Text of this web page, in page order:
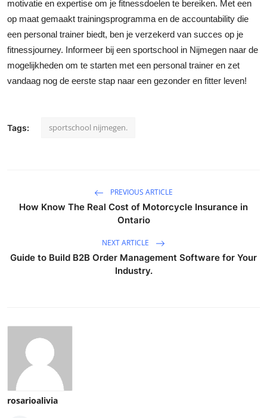
motivatie en expertise om je fitnessdoelen te bereiken. Met een
op maat gemaakt trainingsprogramma en de accountability die
een personal trainer biedt, ben je verzekerd van succes op je
fitnessjourney. Informeer bij een sportschool in Nijmegen naar de
mogelijkheden om te starten met een personal trainer en zet
vandaag nog de eerste stap naar een gezonder en fitter leven!
Tags: sportschool nijmegen.
PREVIOUS ARTICLE
How Know The Real Cost of Motorcycle Insurance in
Ontario
NEXT ARTICLE
Guide to Build B2B Order Management Software for Your
Industry.
rosarioalivia